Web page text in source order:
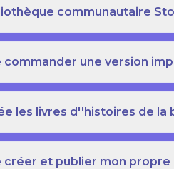
communautaire
commander une version
les livres d''histoires de
créer et publier mon